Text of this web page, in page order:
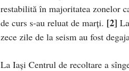
restabilită în majoritatea zonelor
de curs s-au reluat de marţi. [2]
zece zile de la seism au fost
La Iaşi Centrul de recoltare a